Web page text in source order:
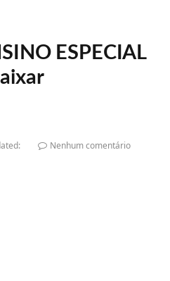
ESPECIAL
Nenhum comentário